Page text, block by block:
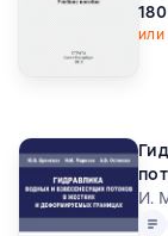
И.
Текст